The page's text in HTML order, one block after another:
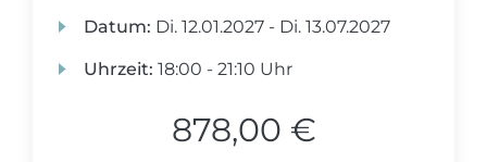
Datum: Di. 12.01.2027 - Di. 13.07.2027
Uhrzeit: 18:00 - 21:10 Uhr
878,00 €